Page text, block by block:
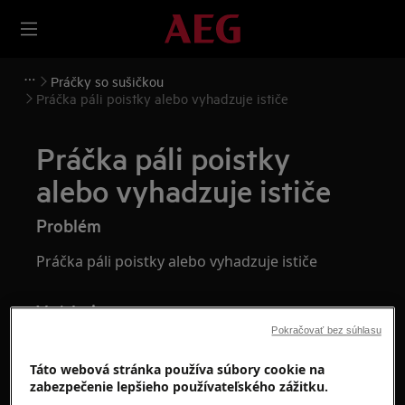
Práčky so sušičkou
Práčka páli poistky alebo vyhadzuje ističe
Práčka páli poistky
alebo vyhadzuje ističe
Problém
Práčka páli poistky alebo vyhadzuje ističe
Vzťahuje sa na
Riešenie
Táto webová stránka používa súbory cookie na
zabezpečenie lepšieho používateľského zážitku.
Pokračovať bez súhlasu